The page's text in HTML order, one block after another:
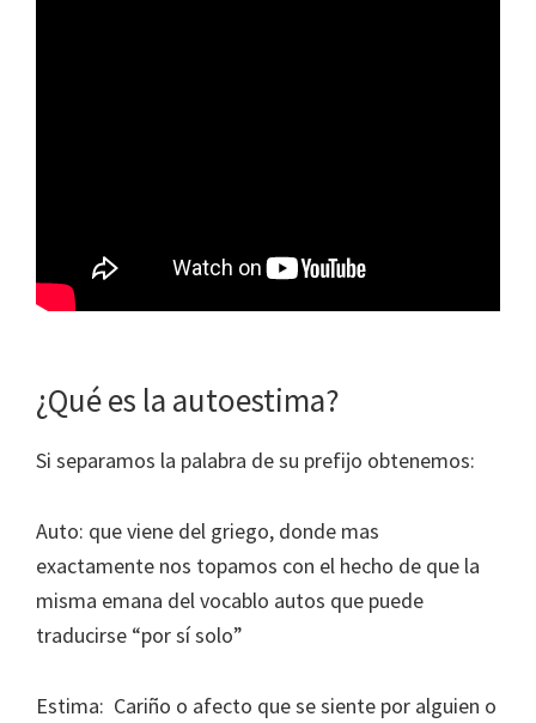
¿Qué es la autoestima?
Si separamos la palabra de su prefijo obtenemos:
Auto: que viene del griego, donde mas
exactamente nos topamos con el hecho de que la
misma emana del vocablo autos que puede
traducirse “por sí solo”
Estima: Cariño o afecto que se siente por alguien o